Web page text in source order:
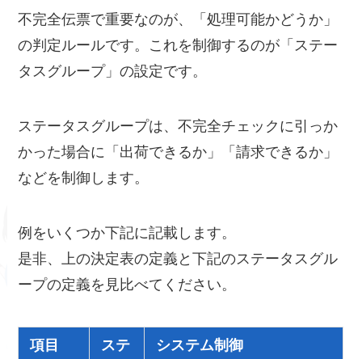
不完全伝票で重要なのが、「処理可能かどうか」
の判定ルールです。これを制御するのが「ステー
タスグループ」の設定です。
ステータスグループは、不完全チェックに引っか
かった場合に「出荷できるか」「請求できるか」
などを制御します。
例をいくつか下記に記載します。
是非、上の決定表の定義と下記のステータスグル
ープの定義を見比べてください。
項目 ステ システム制御